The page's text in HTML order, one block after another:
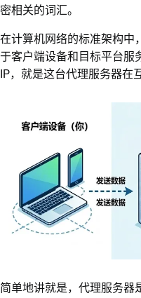
密相关的词汇。
在计算机网络的标准架构中
于客户端设备和目标平台服
IP，就是这台代理服务器在
简单地讲就是，代理服务器